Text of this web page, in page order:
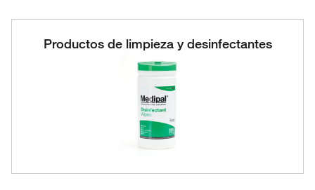
Productos de limpieza y desinfectantes